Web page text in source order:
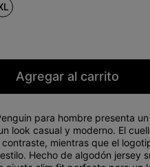
Agregar al carrito
para hombre presenta
look casual y moderno. El
mientras que el
Hecho dealgodón jersey